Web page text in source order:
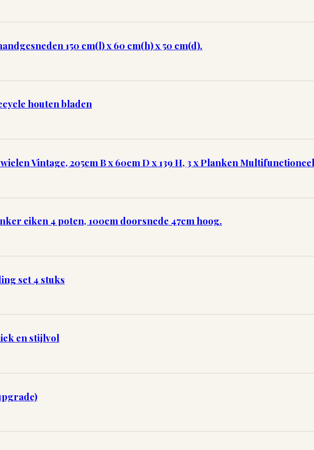
150 cm(l) x 60 cm(h) x 50 cm(d).
houten bladen
Vintage, 205cm B x 60cm D x 139 H, 3 x Planken
eiken 4 poten, 100cm doorsnede 47cm hoog.
set 4 stuks
en stijlvol